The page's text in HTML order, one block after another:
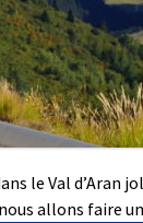
le Val d’Aran
allons faire